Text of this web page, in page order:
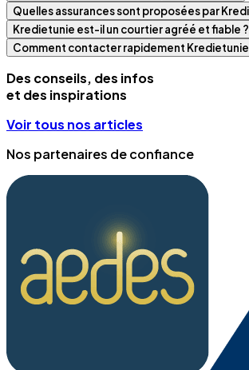
Quelles assurances sont proposées par
Kredietunie est-il un courtier agréé et fiable ?
Comment contacter rapidement Kredietunie
Des conseils, des infos
et des inspirations
Voir tous nos articles
Nos partenaires de confiance